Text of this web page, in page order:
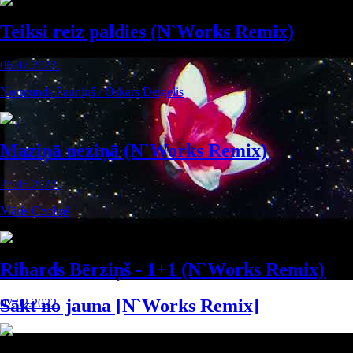
Teiksi reiz paldies (N`Works Remix)
06.07.2022.
Normunds Pauniņš / Oskars Deigelis
Maziņā neziņā (N`Works Remix)
27.05.2022.
Māris Ozoliņš
Rihards Bērziņš - 1+1 (N`Works Remix)
07.02.2022.
Sākt no jauna [N`Works Remix]